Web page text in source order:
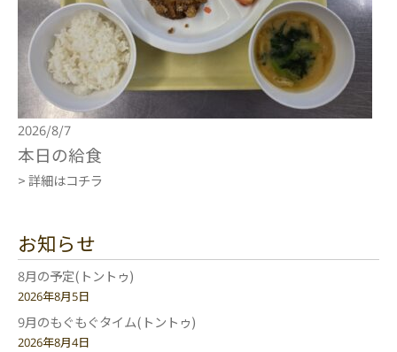
2026/8/7
本日の給食
> 詳細はコチラ
お知らせ
8月の予定(トントゥ)
2026年8月5日
9月のもぐもぐタイム(トントゥ)
2026年8月4日